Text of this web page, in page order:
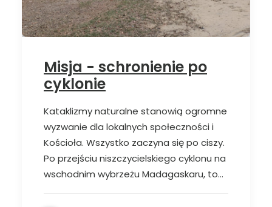
Misja - schronienie po
cyklonie
Kataklizmy naturalne stanowią ogromne
wyzwanie dla lokalnych społeczności i
Kościoła. Wszystko zaczyna się po ciszy.
Po przejściu niszczycielskiego cyklonu na
wschodnim wybrzeżu Madagaskaru, to…